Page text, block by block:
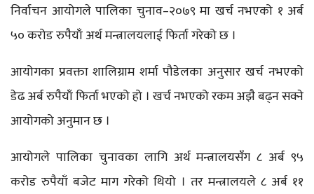
निर्वाचन आयोगले पालिका चुनाव–२०७९ मा खर्च नभएको १ अर्ब
५० करोड रुपैयाँ अर्थ मन्त्रालयलाई फिर्ता गरेको छ ।
आयोगका प्रवक्ता शालिग्राम शर्मा पौडेलका अनुसार खर्च नभएको
डेढ अर्ब रुपैयाँ फिर्ता भएको हो । खर्च नभएको रकम अझै बढ्न सक्ने
आयोगको अनुमान छ ।
आयोगले पालिका चुनावका लागि अर्थ मन्त्रालयसँग ८ अर्ब ९५
करोड रुपैयाँ बजेट माग गरेको थियो । तर मन्त्रालयले ८ अर्ब ११